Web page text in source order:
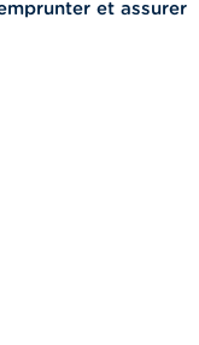
et assurer